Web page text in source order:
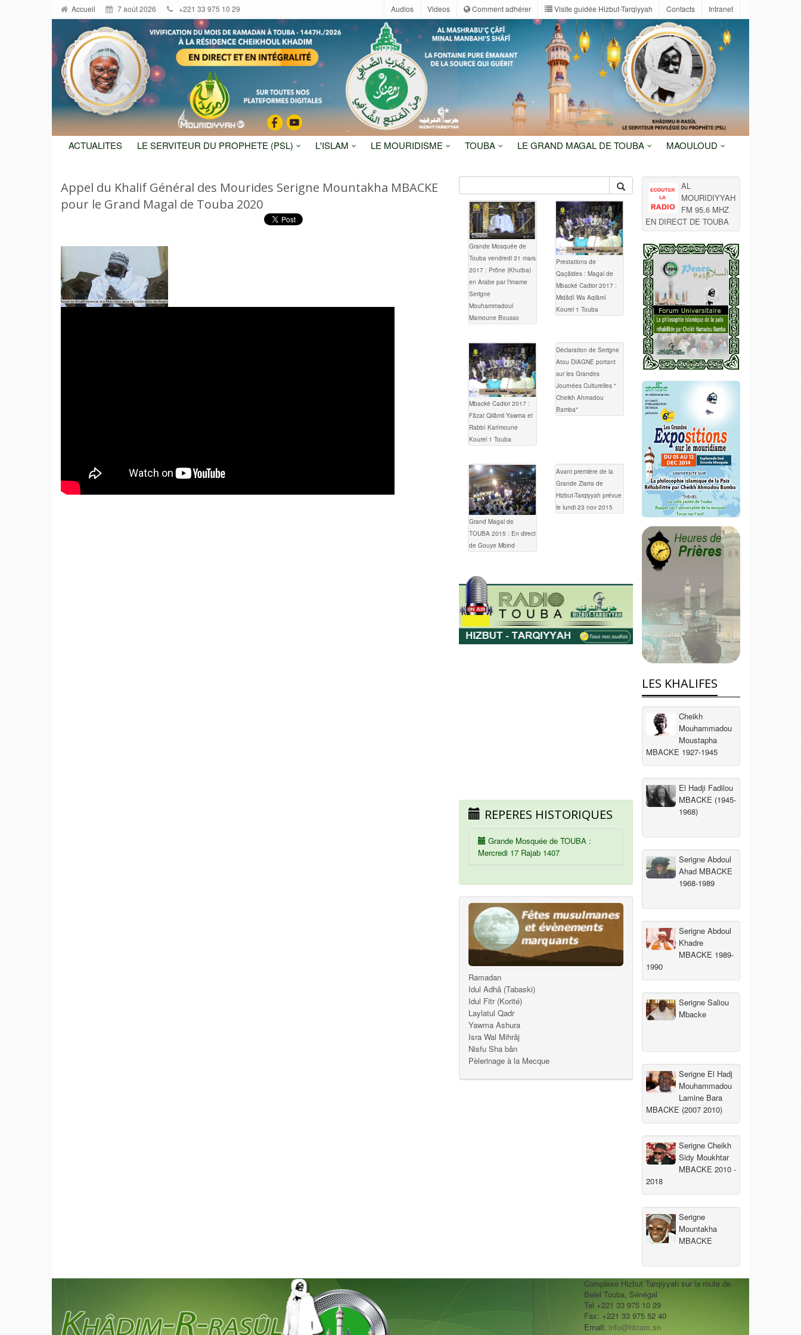
Accueil 7 août 2026 +221 33 975 10 29 Audios Videos Comment adhérer Visite guidée Hizbut-Tarqiyyah Contacts Intranet
ACTUALITES LE SERVITEUR DU PROPHETE (PSL) L'ISLAM LE MOURIDISME TOUBA LE GRAND MAGAL DE TOUBA MAOULOUD
Appel du Khalif Général des Mourides Serigne Mountakha MBACKE
pour le Grand Magal de Touba 2020
Grande Mosquée de
Touba vendredi 31 mars
2017 : Prône (Khutba)
en Arabe par l’imame
Serigne
Mouhammadoul
Mamoune Bousso
Prestations de
Qaçâides : Magal de
Mbacké Cadior 2017 :
Midâdî Wa Aqlâmî
Kourel 1 Touba
Mbacké Cadior 2017 :
Fâzat Qilâmil Yawma et
Rabbî Karîmoune
Kourel 1 Touba
Déclaration de Serigne
Atou DIAGNE portant
sur les Grandes
Journées Culturelles "
Cheikh Ahmadou
Bamba"
Grand Magal de
TOUBA 2015 : En direct
de Gouye Mbind
Avant première de la
Grande Ziarra de
Hizbut-Tarqiyyah prévue
le lundi 23 nov 2015
REPERES HISTORIQUES
Grande Mosquée de TOUBA :
Mercredi 17 Rajab 1407
Ramadan
Idul Adhâ (Tabaski)
Idul Fitr (Korité)
Laylatul Qadr
Yawma Ashura
Isra Wal Mihrâj
Nisfu Sha bân
Pèlerinage à la Mecque
AL
MOURIDIYYAH
FM 95.6 MHZ
EN DIRECT DE TOUBA
LES KHALIFES
Cheikh
Mouhammadou
Moustapha
MBACKE 1927-1945
El Hadji Fadilou
MBACKE (1945-
1968)
Serigne Abdoul
Ahad MBACKE
1968-1989
Serigne Abdoul
Khadre
MBACKE 1989-
1990
Serigne Saliou
Mbacke
Serigne El Hadj
Mouhammadou
Lamine Bara
MBACKE (2007 2010)
Serigne Cheikh
Sidy Moukhtar
MBACKE 2010 -
2018
Serigne
Mountakha
MBACKE
Complexe Hizbut Tarqiyyah sur la route de
Belel Touba, Sénégal
Tel +221 33 975 10 29
Fax: +221 33 975 52 40
Email: info@htcom.sn